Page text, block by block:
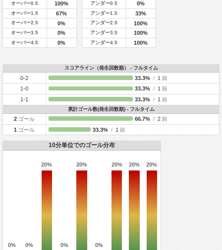
オーバー0.5
100%
オーバー1.5 67%
オーバー2.5 0%
オーバー3.5 0%
オーバー4.5 0%
アンダー0.5
0%
アンダー1.5 33%
アンダー2.5 100%
アンダー3.5 100%
アンダー4.5 100%
スコアライン（発生回数順） - フルタイム
0-2 33.3% /1 回
1-0 33.3% /1 回
1-1 33.3% /1
回
累計ゴール数(発生回数順) - フルタイム
2 ゴール 66.7% /2 回
1 ゴール 33.3% /1 回
10分単位でのゴール分布
0% 0%
20%
0%
20%
0%
20% 20% 20%